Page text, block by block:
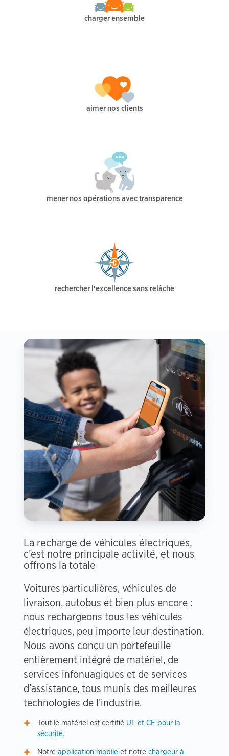
charger ensemble
aimer nos clients
mener nos opérations avec transparence
rechercher l'excellence sans relâche
La recharge de véhicules électriques,
c’est notre principale activité, et nous
offrons la totale
Voitures particulières, véhicules de
livraison, autobus et bien plus encore :
nous rechargeons tous les véhicules
électriques, peu importe leur destination.
Nous avons conçu un portefeuille
entièrement intégré de matériel, de
services infonuagiques et de services
d’assistance, tous munis des meilleures
technologies de l’industrie.
Tout le matériel est certifié UL et CE pour la
sécurité.
Notreapplication mobile et notrechargeur à